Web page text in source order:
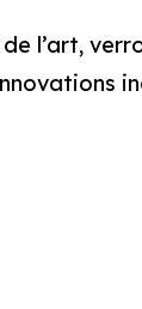
l’art,